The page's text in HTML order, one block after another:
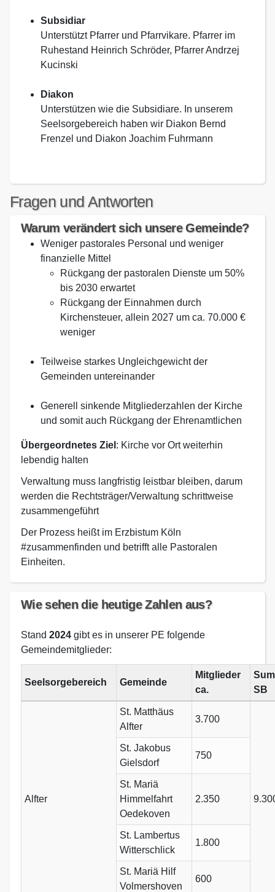
Subsidiar
Unterstützt Pfarrer und Pfarrvikare. Pfarrer im
Ruhestand Heinrich Schröder, Pfarrer Andrzej
Kucinski
Diakon
Unterstützen wie die Subsidiare. In unserem
Seelsorgebereich haben wir Diakon Bernd
Frenzel und Diakon Joachim Fuhrmann
Fragen und Antworten
Warum verändert sich unsere Gemeinde?
Weniger pastorales Personal und weniger
finanzielle Mittel
Rückgang der pastoralen Dienste um 50%
bis 2030 erwartet
Rückgang der Einnahmen durch
Kirchensteuer, allein 2027 um ca. 70.000 €
weniger
Teilweise starkes Ungleichgewicht der
Gemeinden untereinander
Generell sinkende Mitgliederzahlen der Kirche
und somit auch Rückgang der Ehrenamtlichen
Übergeordnetes Ziel : Kirche vor Ort weiterhin
lebendig halten
Verwaltung muss langfristig leistbar bleiben, darum
werden die Rechtsträger/Verwaltung schrittweise
zusammengeführt
Der Prozess heißt im Erzbistum Köln
#zusammenfinden und betrifft alle Pastoralen
Einheiten.
Wie sehen die heutige Zahlen aus?
Stand 2024 gibt es in unserer PE folgende
Gemeindemitglieder:
Seelsorgebereich Gemeinde
Mitglieder
ca.
SB
Alfter
St. Matthäus
Alfter
3.700
St. Jakobus
Gielsdorf
750
St. Mariä
Himmelfahrt
Oedekoven
2.350
St. Lambertus
Witterschlick
1.800
St. Mariä Hilf
Volmershoven
600